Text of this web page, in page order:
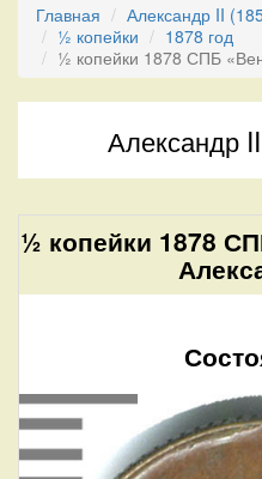
Главная Александр II
½ копейки
1878 год
½ копейки 1878 СПБ
Александр
½ копейки 1878